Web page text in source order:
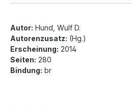
Autor: Hund, Wulf D.
Autorenzusatz: (Hg.)
Erscheinung: 2014
Seiten: 280
Bindung: br